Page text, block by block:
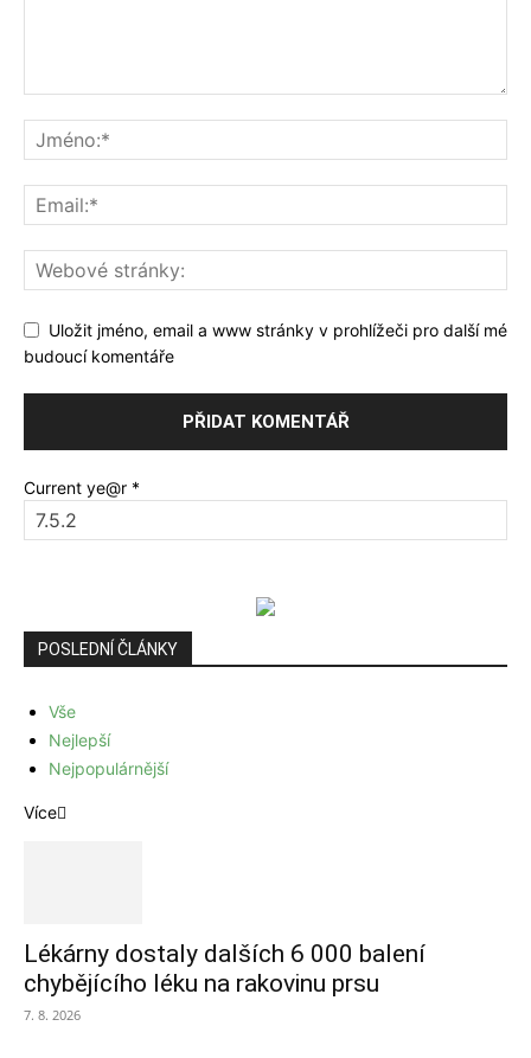
Uložit jméno, email a www stránky v prohlížeči pro další mé
budoucí komentáře
Current ye@r *
POSLEDNÍ ČLÁNKY
Vše
Nejlepší
Nejpopulárnější
Více
Lékárny dostaly dalších 6 000 balení
chybějícího léku na rakovinu prsu
7. 8. 2026